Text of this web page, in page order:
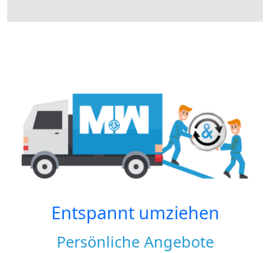
Entspannt umziehen
Persönliche Angebote